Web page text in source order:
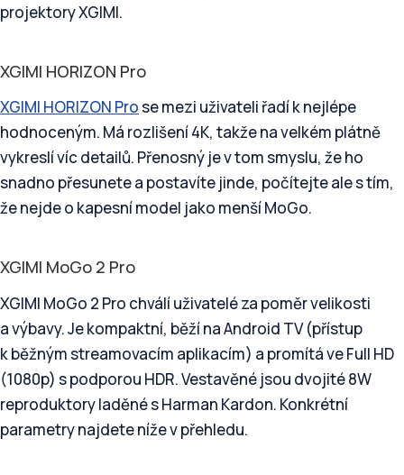
projektory XGIMI.
XGIMI HORIZON Pro
XGIMI HORIZON Prose mezi uživateli řadí k nejlépe
hodnoceným. Má rozlišení 4K, takže na velkém plátně
vykreslí víc detailů. Přenosný je v tom smyslu, že ho
snadno přesunete a postavíte jinde, počítejte ale s tím,
že nejde o kapesní model jako menší MoGo.
XGIMI MoGo 2 Pro
XGIMI MoGo 2 Pro chválí uživatelé za poměr velikosti
a výbavy. Je kompaktní, běží na Android TV (přístup
k běžným streamovacím aplikacím) a promítá ve Full HD
(1080p) s podporou HDR. Vestavěné jsou dvojité 8W
reproduktory laděné s Harman Kardon. Konkrétní
parametry najdete níže v přehledu.